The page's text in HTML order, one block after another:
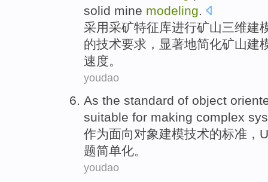
solid mine modeling.
采用采矿特征库进行矿山三维建
的技术要求 ，显著地简化矿山建
速度。
youdao
As the standard of object
suitable for making complex
作为面向对象建模技术的标准 ，
题简单化。
youdao